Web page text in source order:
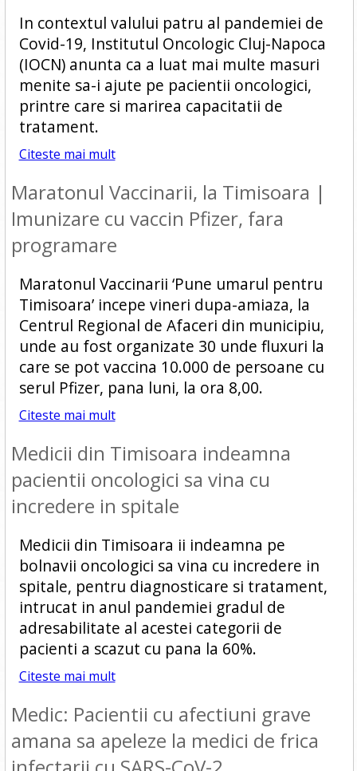
In contextul valului patru al pandemiei de
Covid-19, Institutul Oncologic Cluj-Napoca
(IOCN) anunta ca a luat mai multe masuri
menite sa-i ajute pe pacientii oncologici,
printre care si marirea capacitatii de
tratament.
Citeste mai mult
Maratonul Vaccinarii, la Timisoara |
Imunizare cu vaccin Pfizer, fara
programare
Maratonul Vaccinarii ‘Pune umarul pentru
Timisoara’ incepe vineri dupa-amiaza, la
Centrul Regional de Afaceri din municipiu,
unde au fost organizate 30 unde fluxuri la
care se pot vaccina 10.000 de persoane cu
serul Pfizer, pana luni, la ora 8,00.
Citeste mai mult
Medicii din Timisoara indeamna
pacientii oncologici sa vina cu
incredere in spitale
Medicii din Timisoara ii indeamna pe
bolnavii oncologici sa vina cu incredere in
spitale, pentru diagnosticare si tratament,
intrucat in anul pandemiei gradul de
adresabilitate al acestei categorii de
pacienti a scazut cu pana la 60%.
Citeste mai mult
Medic: Pacientii cu afectiuni grave
amana sa apeleze la medici de frica